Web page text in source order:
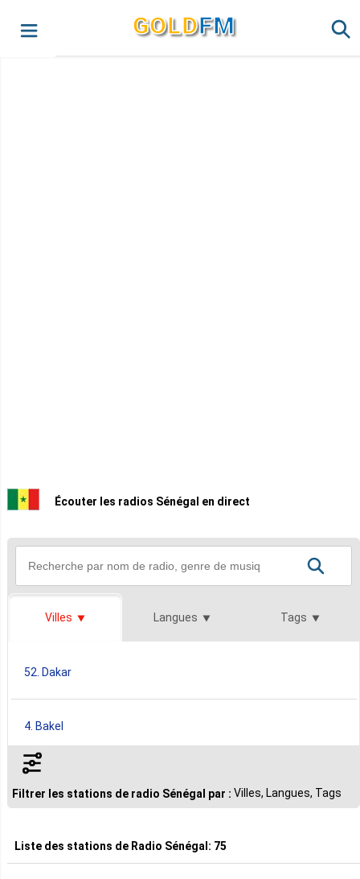
GOLDFM
Écouter les radios Sénégal en direct
Villes Langues Tags
52. Dakar
4. Bakel
Filtrer les stations de radio Sénégal par : Villes, Langues, Tags
Liste des stations de Radio Sénégal : 75